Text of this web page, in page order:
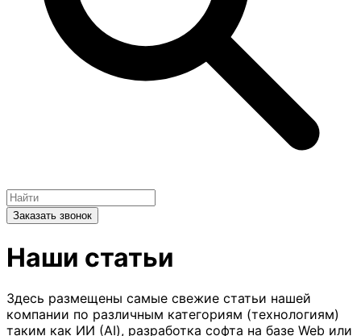
Заказать звонок
Наши статьи
Здесь размещены самые свежие статьи нашей
компании по различным категориям (технологиям)
таким как ИИ (AI), разработка софта на базе Web или